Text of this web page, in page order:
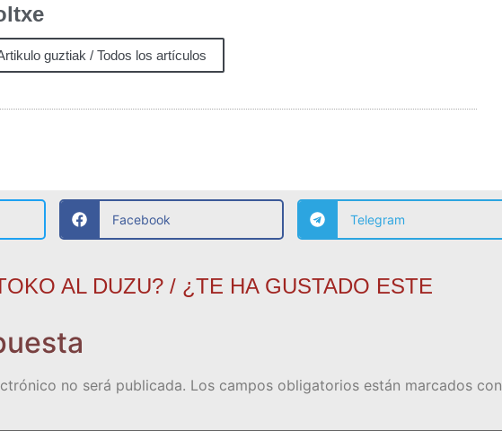
guztiak / Todos los artículos
Facebook Telegram
AL DUZU? / ¿TE HA GUSTADO ESTE
no será publicada. Los campos obligatorios están marcados con